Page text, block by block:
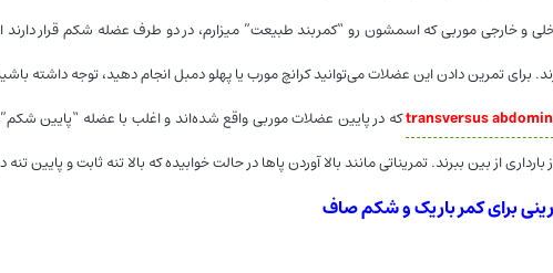
و خارجی موربی که اسمشون رو “کمربند طبیعت” میزارم، در دو طرف عضله شکم قرار دارند
برای تمرین دادن این عضلات می‌توانید کرانچ مورب یا پهلو دمبل انجام دهید، توجه داشته
transversusکه در پایین عضلات موربی واقع شده‌اند و اغلب با عضله “پایین
بارداری از بین ببرند. تمریناتی مانند بالا آوردن پاها در حالت خوابیده که بالا تنه ثابت و
برای کمر باریک و شکم صاف